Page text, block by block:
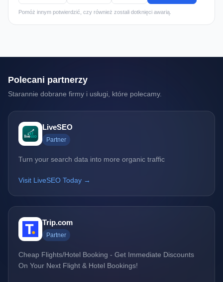
Pomóż innym potwierdzić, czy również zostali dotknięci awarią.
Polecani partnerzy
Starannie dobrane firmy i usługi, które polecamy.
LiveSEO
Partner
Turn your search data into more organic traffic
Visit LiveSEO Today →
Trip.com
Partner
Cheap Flights/Hotel Booking - Get Immediate Discounts
On Your Next Flight & Hotel Bookings!